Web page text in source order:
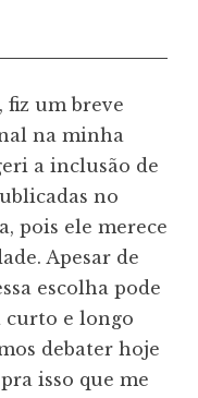
fiz um breve
na minha
a inclusão de
no
pois ele merece
Apesar de
escolha pode
curto e longo
debater hoje
isso que me